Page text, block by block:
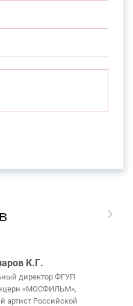
К.Г.
директор ФГУП
«МОСФИЛЬМ»,
артист Российской